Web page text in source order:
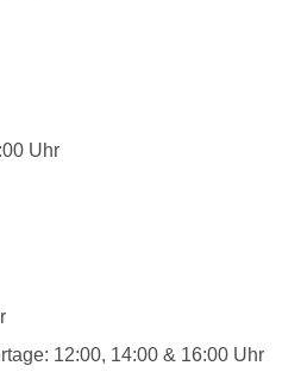
Uhr
12:00, 14:00 & 16:00 Uhr